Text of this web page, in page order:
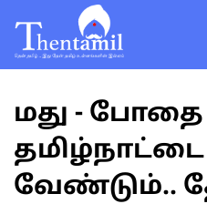
மது -
வேண்டும்..